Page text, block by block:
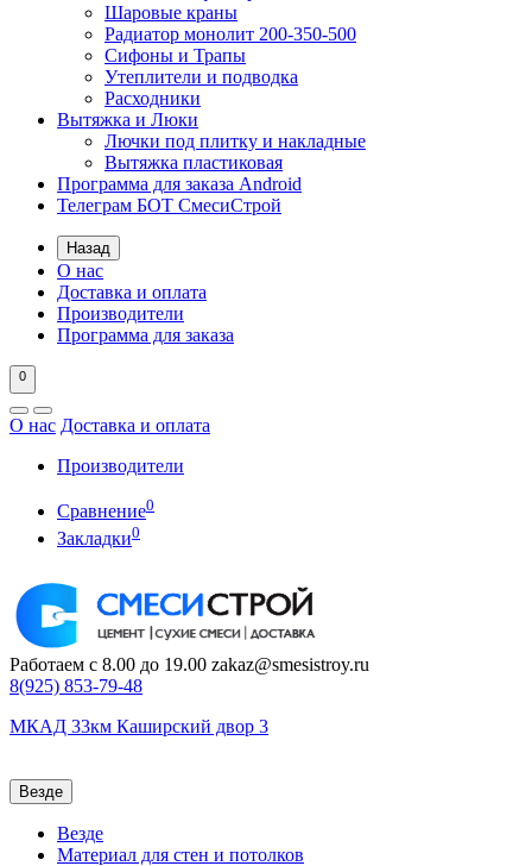
Шаровые краны
Радиатор монолит 200-350-500
Сифоны и Трапы
Утеплители и подводка
Расходники
Вытяжка и Люки
Лючки под плитку и накладные
Вытяжка пластиковая
Программа для заказа Android
Телеграм БОТ СмесиСтрой
Назад
О нас
Доставка и оплата
Производители
Программа для заказа
0
О нас Доставка и оплата
Производители
Сравнение0
Закладки0
Работаем с 8.00 до 19.00 zakaz@smesistroy.ru
8(925) 853-79-48
МКАД 33км Каширский двор 3
Везде
Везде
Материал для стен и потолков